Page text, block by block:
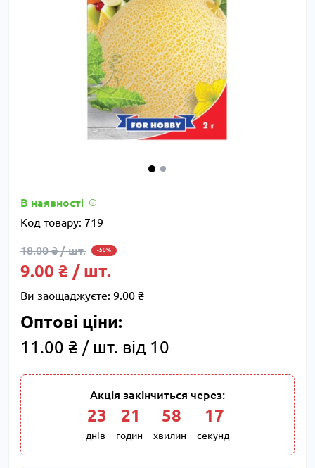
В наявності
Код товару: 719
18.00 ₴ / шт. -50%
9.00 ₴ / шт.
Ви заощаджуєте: 9.00 ₴
Оптові ціни:
11.00 ₴ / шт. від 10
Акція закінчиться через:
23
днів
21
годин
58
хвилин
16
секунд